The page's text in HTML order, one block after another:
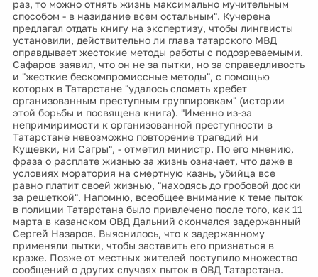
раз, то можно отнять жизнь максимально мучительным
способом - в назидание всем остальным". Кучерена
предлагал отдать книгу на экспертизу, чтобы лингвисты
установили, действительно ли глава татарского МВД
оправдывает жестокие методы работы с подозреваемыми.
Сафаров заявил, что он не за пытки, но за справедливость
и "жесткие бескомпромиссные методы", с помощью
которых в Татарстане "удалось сломать хребет
организованным преступным группировкам" (истории
этой борьбы и посвящена книга). "Именно из-за
непримиримости к организованной преступности в
Татарстане невозможно повторение трагедий ни
Кущевки, ни Сагры", - отметил министр. По его мнению,
фраза о расплате жизнью за жизнь означает, что даже в
условиях моратория на смертную казнь, убийца все
равно платит своей жизнью, "находясь до гробовой доски
за решеткой". Напомню, всеобщее внимание к теме пыток
в полиции Татарстана было привлечено после того, как 11
марта в казанском ОВД Дальний скончался задержанный
Сергей Назаров. Выяснилось, что к задержанному
применяли пытки, чтобы заставить его признаться в
краже. Позже от местных жителей поступило множество
сообщений о других случаях пыток в ОВД Татарстана.